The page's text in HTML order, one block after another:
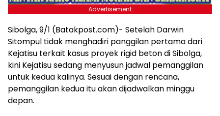
Advertisement
Sibolga, 9/1 (Batakpost.com)- Setelah Darwin
Sitompul tidak menghadiri panggilan pertama dari
Kejatisu terkait kasus proyek rigid beton di Sibolga,
kini Kejatisu sedang menyusun jadwal pemanggilan
untuk kedua kalinya. Sesuai dengan rencana,
pemanggilan kedua itu akan dijadwalkan minggu
depan.